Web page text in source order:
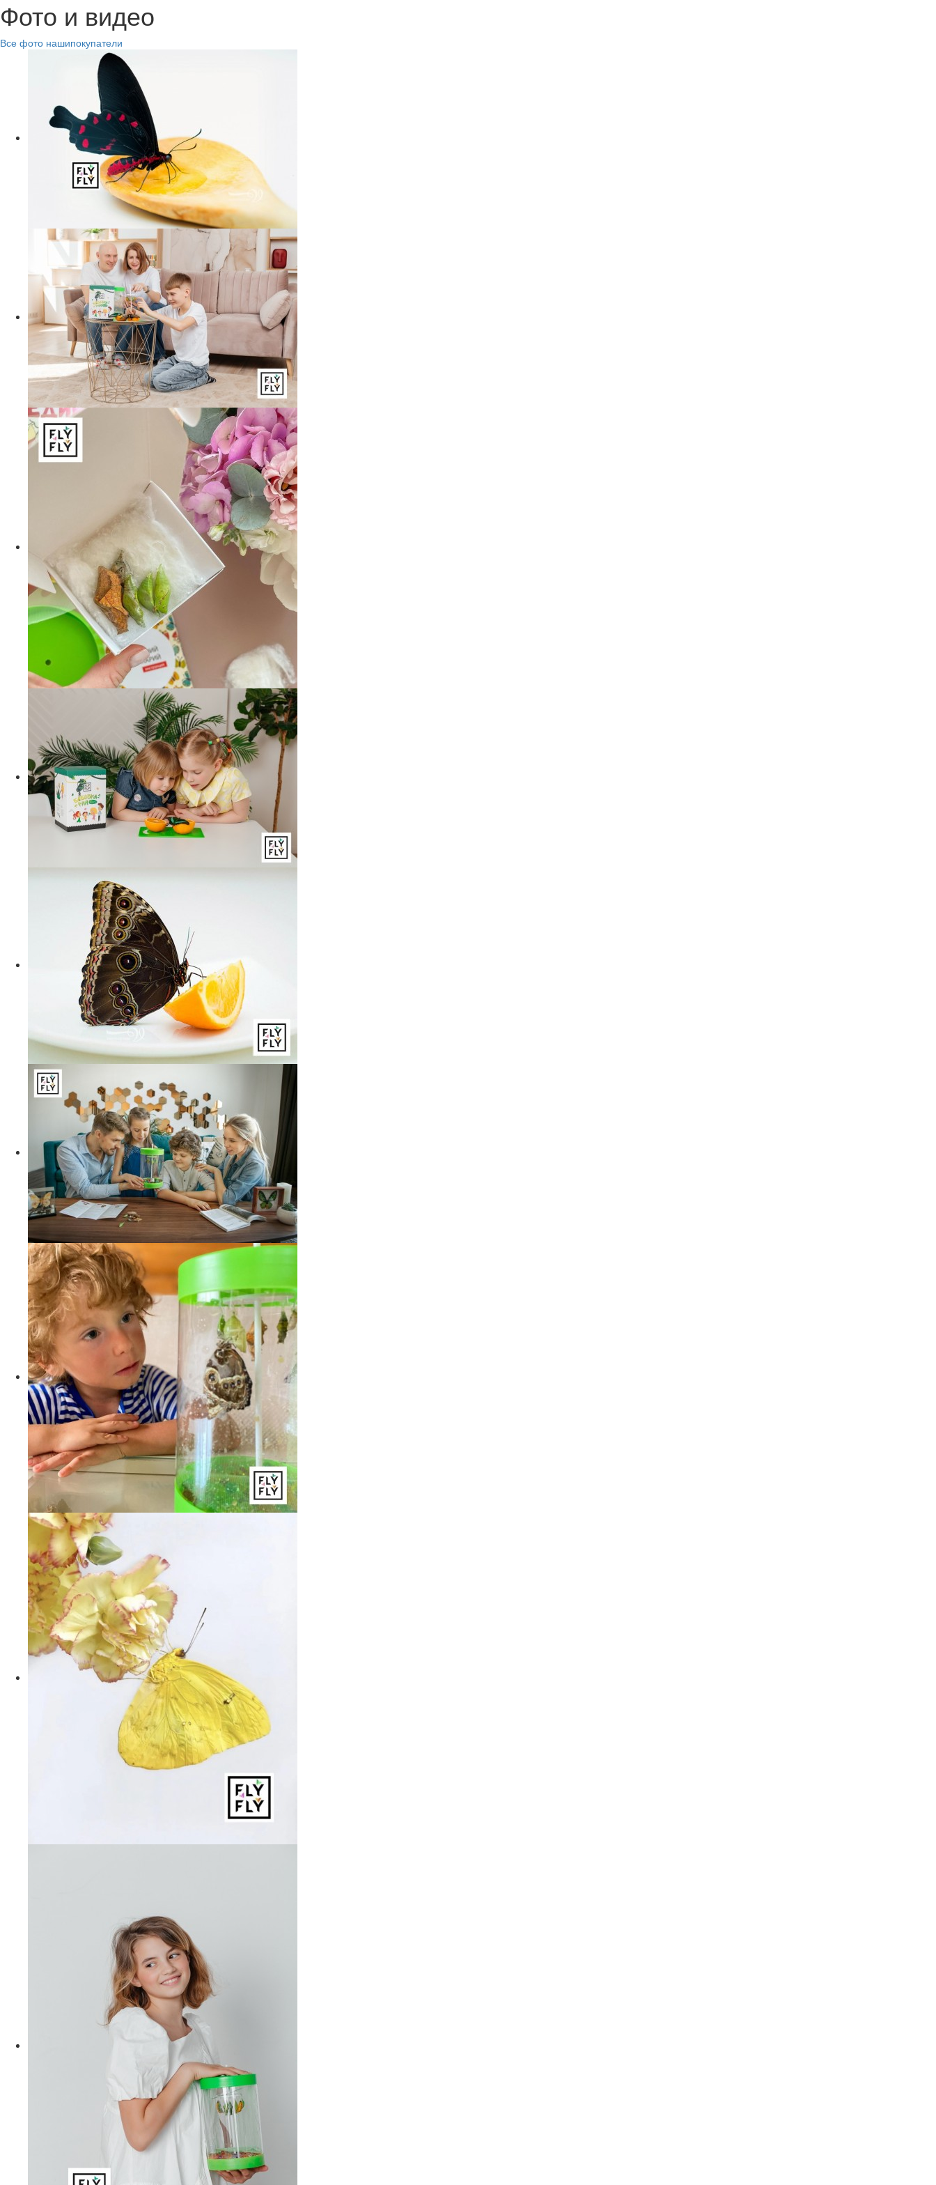
Фото и видео
Все фото нашипокупатели